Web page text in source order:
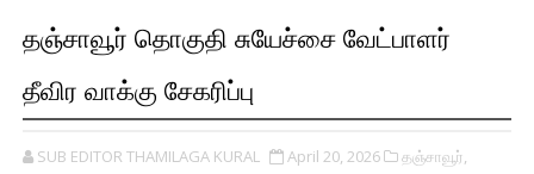
தஞ்சாவூர் தொகுதி சுயேச்சை வேட்பாளர்
தீவிர வாக்கு சேகரிப்பு
SUB EDITOR THAMILAGA KURAL April 20, 2026 தஞ்சாவூர்,